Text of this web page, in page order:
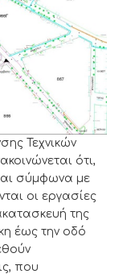
Τεχνικών
ότι,
σύμφωνα με
οι εργασίες
της
έως την οδό
που